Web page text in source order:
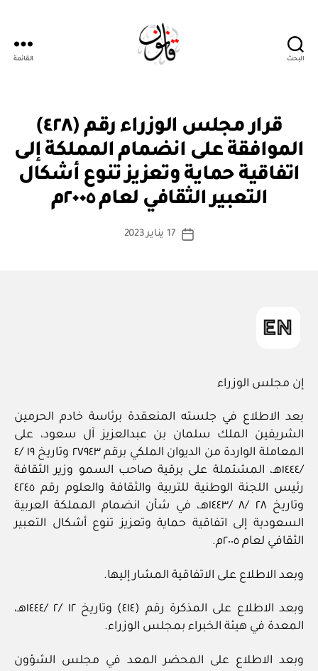
البحث القائمة
التصنيفات
مج
ل
الو
قرار مجلس الوزراء رقم (٤٢٨)
الموافقة على انضمام المملكة إلى
اتفاقية حماية وتعزيز تنوع أشكال
التعبير الثقافي لعام ٢٠٠٥م
كاتب
بو
س
ة
تاريخ
17 يناير 2023
إن مجلس الوزراء
بعد الاطلاع في جلسته المنعقدة برئاسة خادم الحرمين
الشريفين الملك سلمان بن عبدالعزيز آل سعود، على
المعاملة الواردة من الديوان الملكي برقم ٢٧٩٤٣ وتاريخ ١٩ /٤
/١٤٤٤هـ، المشتملة على برقية صاحب السمو وزير الثقافة
رئيس اللجنة الوطنية للتربية والثقافة والعلوم رقم ٤٢٤٥
وتاريخ ٢٨ /٨ /١٤٤٣هـ، في شأن انضمام المملكة العربية
السعودية إلى اتفاقية حماية وتعزيز تنوع أشكال التعبير
الثقافي لعام ٢٠٠٥م.
وبعد الاطلاع على الاتفاقية المشار إليها.
وبعد الاطلاع على المذكرة رقم (٤١٤) وتاريخ ١٢ /٢ /١٤٤٤هـ،
المعدة في هيئة الخبراء بمجلس الوزراء.
وبعد الاطلاع على المحضر المعد في مجلس الشؤون